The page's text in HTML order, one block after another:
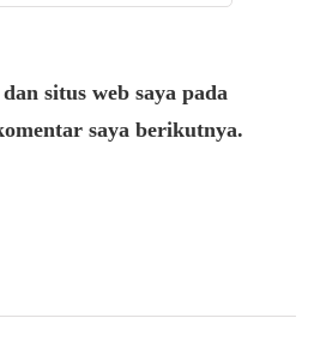
situs web saya pada
saya berikutnya.